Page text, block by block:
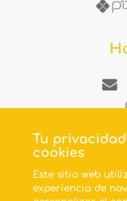
Tu
cookies
Este sitio web
experiencia de